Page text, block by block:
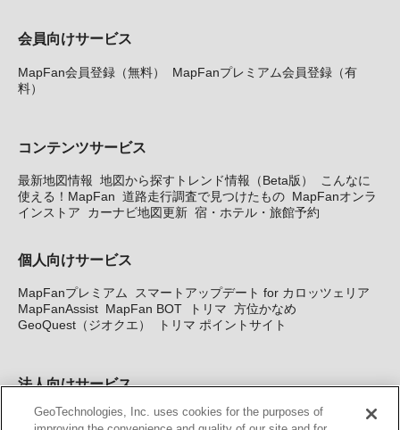
会員向けサービス
MapFan会員登録（無料）
MapFanプレミアム会員登録（有
料）
コンテンツサービス
最新地図情報 地図から探すトレンド情報（Beta版）
こんなに
使える！MapFan 道路走行調査で見つけたもの MapFanオンラ
インストア
カーナビ地図更新 宿・ホテル・旅館予約
個人向けサービス
MapFanプレミアム
スマートアップデート for カロッツェリア
MapFanAssist MapFan BOT トリマ 方位かなめ
GeoQuest（ジオクエ）
トリマ ポイントサイト
法人向けサービス
法人向け地図・位置情報サービス WEBサイト・システム向け地
GeoTechnologies, Inc. uses cookies for the purposes of